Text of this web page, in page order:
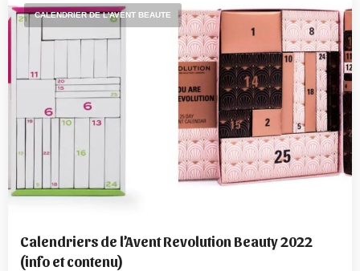
CALENDRIER DE L'AVENT BEAUTE
Calendriers de l’Avent Revolution Beauty 2022
(info et contenu)